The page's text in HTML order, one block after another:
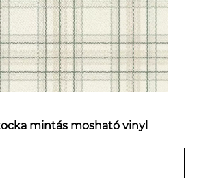
mintás mosható vinyl